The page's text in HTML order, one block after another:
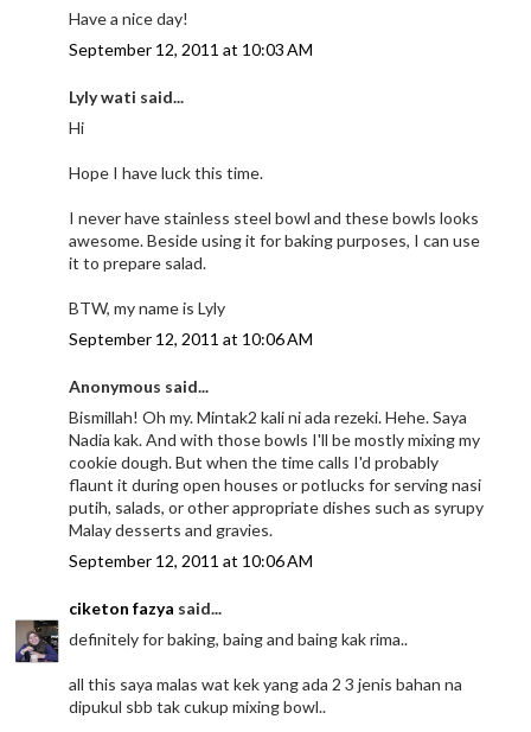
Have a nice day!
September 12, 2011 at 10:03 AM
Lyly wati said...
Hi
Hope I have luck this time.
I never have stainless steel bowl and these bowls looks
awesome. Beside using it for baking purposes, I can use
it to prepare salad.
BTW, my name is Lyly
September 12, 2011 at 10:06 AM
Anonymous said...
Bismillah! Oh my. Mintak2 kali ni ada rezeki. Hehe. Saya
Nadia kak. And with those bowls I'll be mostly mixing my
cookie dough. But when the time calls I'd probably
flaunt it during open houses or potlucks for serving nasi
putih, salads, or other appropriate dishes such as syrupy
Malay desserts and gravies.
September 12, 2011 at 10:06 AM
ciketon fazya said...
definitely for baking, baing and baing kak rima..
all this saya malas wat kek yang ada 2 3 jenis bahan na
dipukul sbb tak cukup mixing bowl..